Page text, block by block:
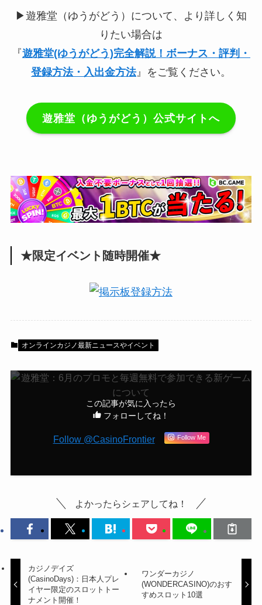
▶︎遊雅堂（ゆうがどう）について、より詳しく知
りたい場合は
『遊雅堂(ゆうがどう)完全解説！ボーナス・評判・
登録方法・入出金方法』をご覧ください。
遊雅堂（ゆうがどう）公式サイトへ
★限定イベント随時開催★
オンラインカジノ最新ニュースやイベント
この記事が気に入ったら
フォローしてね！
Follow @CasinoFrontier Follow Me
よかったらシェアしてね！
カジノデイズ
(CasinoDays)：日本人プレ
イヤー限定のスロットトー
ナメント開催！
ワンダーカジノ
(WONDERCASINO)のおす
すめスロット10選